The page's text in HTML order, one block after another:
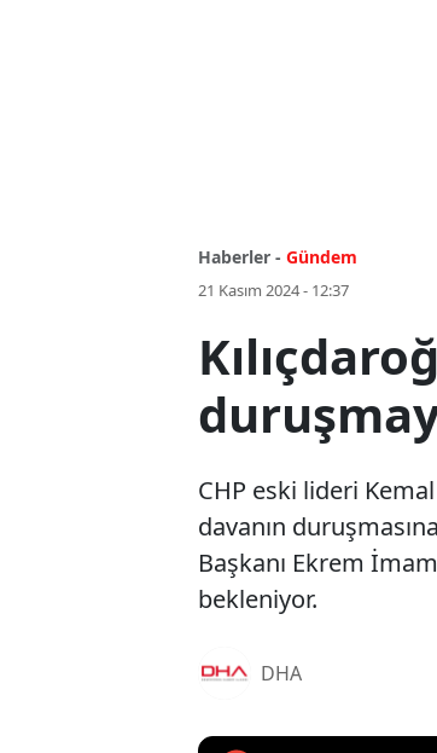
Haberler - Gündem
21 Kasım 2024 - 12:37
CHP eski lideri
davanın
Başkanı Ekrem
bekleniyor.
DHA